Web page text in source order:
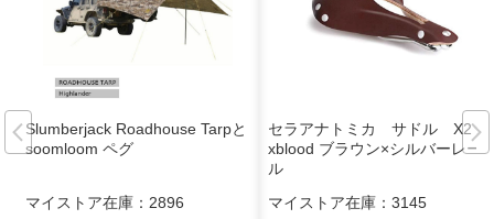
Slumberjack Roadhouse Tarpと
soomloom ペグ
マイストア在庫： 2896
セラアナトミカ サドル X2 O
xblood ブラウン×シルバーレー
ル
マイストア在庫： 3145